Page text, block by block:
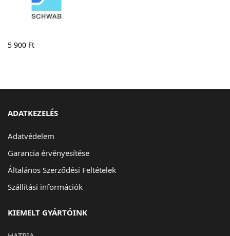
5 900 Ft
ADATKEZELÉS
Adatvédelem
Garancia érvényesítése
Általános Szerződési Feltételek
Szállítási információk
KIEMELT GYÁRTÓINK